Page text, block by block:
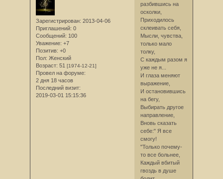
Зарегистрирован: 2013-04-06
Приглашений: 0
Сообщений: 100
Уважение: +7
Позитив: +0
Пол: Женский
Возраст: 51 [1974-12-21]
Провел на форуме:
2 дня 18 часов
Последний визит:
2019-03-01 15:15:36
разбившись на
осколки,
Приходилось
склеивать себя,
Мысли, чувства,
только мало
толку,
С каждым разом я
уже не я...
И глаза меняют
выражение,
И остановившись
на бегу,
Выбирать другое
направление,
Вновь сказать
себе:" Я все
смогу!
"Только почему-
то все больнее,
Каждый вбитый
гвоздь в душе